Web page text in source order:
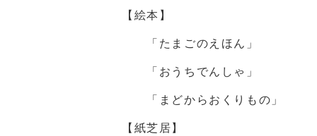
【絵本】
「たまごのえほん」
「おうちでんしゃ」
「まどからおくりもの」
【紙芝居】